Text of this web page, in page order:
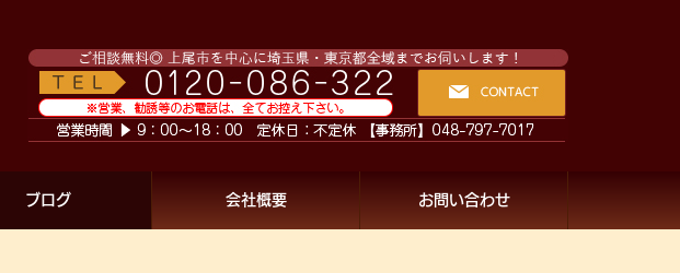
ブログ 会社概要 お問い合わせ